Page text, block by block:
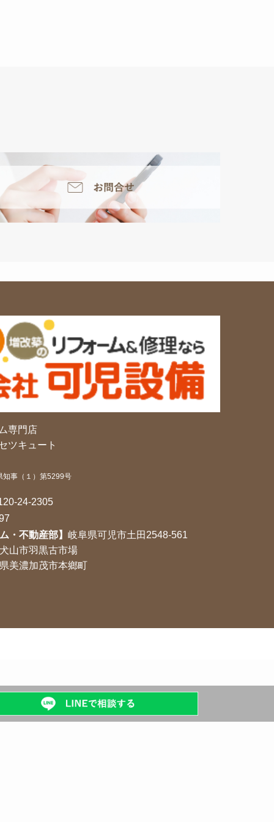
専門店
ツキュート
知事（１）第5299号
24-2305
・不動産部】 岐阜県可児市土田2548-561
山市羽黒古市場
美濃加茂市本鄉町